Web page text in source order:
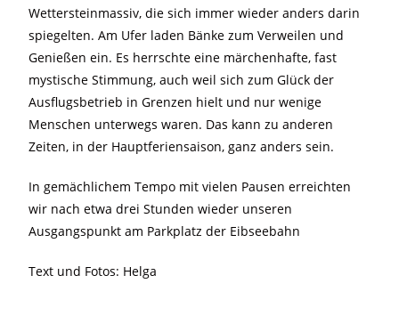
Wettersteinmassiv, die sich immer wieder anders darin
spiegelten. Am Ufer laden Bänke zum Verweilen und
Genießen ein. Es herrschte eine märchenhafte, fast
mystische Stimmung, auch weil sich zum Glück der
Ausflugsbetrieb in Grenzen hielt und nur wenige
Menschen unterwegs waren. Das kann zu anderen
Zeiten, in der Hauptferiensaison, ganz anders sein.
In gemächlichem Tempo mit vielen Pausen erreichten
wir nach etwa drei Stunden wieder unseren
Ausgangspunkt am Parkplatz der Eibseebahn
Text und Fotos: Helga